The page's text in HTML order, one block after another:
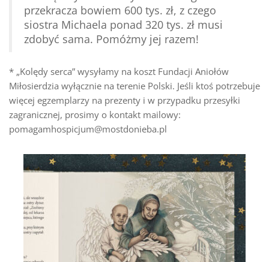
przekracza bowiem 600 tys. zł, z czego
siostra Michaela ponad 320 tys. zł musi
zdobyć sama. Pomóżmy jej razem!
* „Kolędy serca” wysyłamy na koszt Fundacji Aniołów
Miłosierdzia wyłącznie na terenie Polski. Jeśli ktoś potrzebuje
więcej egzemplarzy na prezenty i w przypadku przesyłki
zagranicznej, prosimy o kontakt mailowy:
pomagamhospicjum@mostdonieba.pl